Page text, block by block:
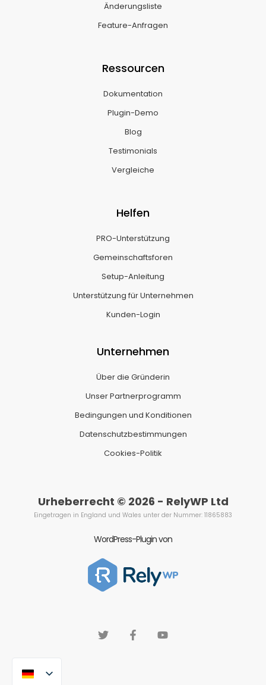
Änderungsliste
Feature-Anfragen
Ressourcen
Dokumentation
Plugin-Demo
Blog
Testimonials
Vergleiche
Helfen
PRO-Unterstützung
Gemeinschaftsforen
Setup-Anleitung
Unterstützung für Unternehmen
Kunden-Login
Unternehmen
Über die Gründerin
Unser Partnerprogramm
Bedingungen und Konditionen
Datenschutzbestimmungen
Cookies-Politik
Urheberrecht © 2026 - RelyWP Ltd
Eingetragen in England und Wales unter der Nummer: 11865883
WordPress-Plugin von